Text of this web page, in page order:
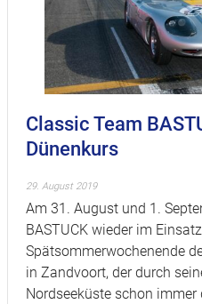
Classic Team
Dünenkurs
29. August 2019
Am 31. August und 1.
BASTUCK wieder im
Spätsommerwochenende
in Zandvoort, der durch
Nordseeküste schon